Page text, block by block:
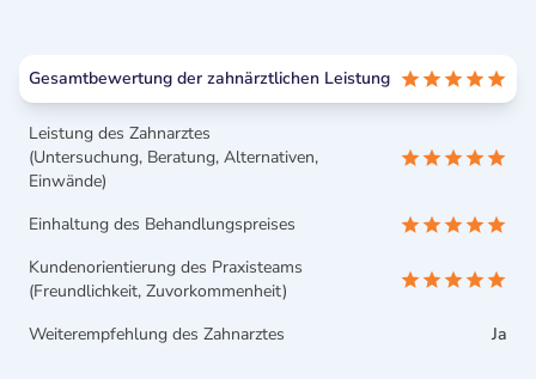
Gesamtbewertung der zahnärztlichen Leistung
Leistung des Zahnarztes
(Untersuchung, Beratung, Alternativen,
Einwände)
Einhaltung des Behandlungspreises
Kundenorientierung des Praxisteams
(Freundlichkeit, Zuvorkommenheit)
Weiterempfehlung des Zahnarztes
Ja